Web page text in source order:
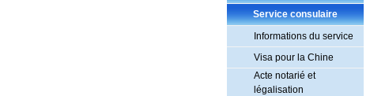
Service consulaire
Informations du service
Visa pour la Chine
Acte notarié et
légalisation